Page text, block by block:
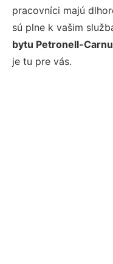
pracovníci majú
sú plne k vašim
bytu Petronell-
je tu pre vás.